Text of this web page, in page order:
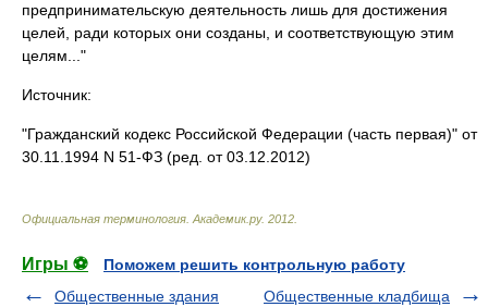
предпринимательскую деятельность лишь для достижения
целей, ради которых они созданы, и соответствующую этим
целям..."
Источник:
"Гражданский кодекс Российской Федерации (часть первая)" от
30.11.1994 N 51-ФЗ (ред. от 03.12.2012)
Официальная терминология Академик.ру. 2012
Игры ⚽
Поможем решить контрольную работу
Общественные здания
Общественные кладбища